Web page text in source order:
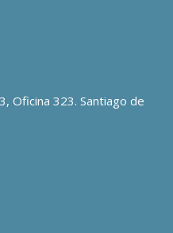
Oficina 323. Santiago de